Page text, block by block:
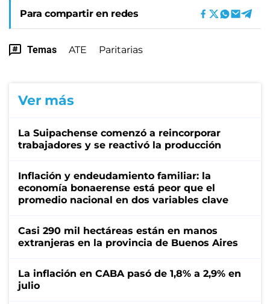
Para compartir en redes
Temas ATE Paritarias
Ver más
La Suipachense comenzó a reincorporar
trabajadores y se reactivó la producción
Inflación y endeudamiento familiar: la
economía bonaerense está peor que el
promedio nacional en dos variables clave
Casi 290 mil hectáreas están en manos
extranjeras en la provincia de Buenos Aires
La inflación en CABA pasó de 1,8% a 2,9% en
julio